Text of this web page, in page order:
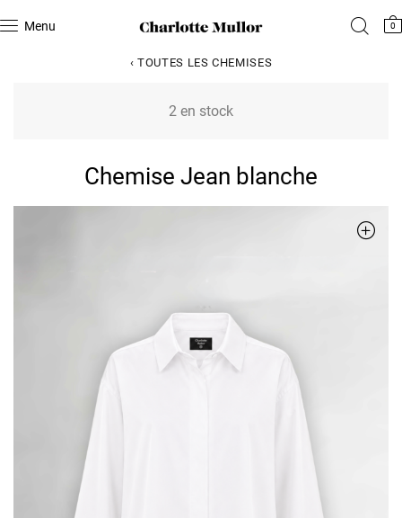
Menu 0
‹ TOUTES LES CHEMISES
Chemise Jean blanche
2 en stock